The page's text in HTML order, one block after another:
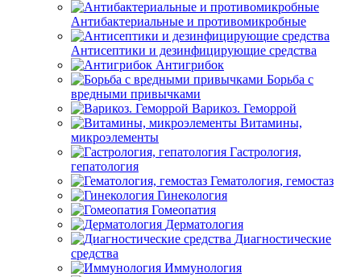
Антибактериальные и противомикробные
Антисептики и дезинфицирующие средства
Антигрибок
Борьба с
вредными привычками
Варикоз. Геморрой
Витамины,
микроэлементы
Гастрология,
гепатология
Гематология, гемостаз
Гинекология
Гомеопатия
Дерматология
Диагностические
средства
Иммунология